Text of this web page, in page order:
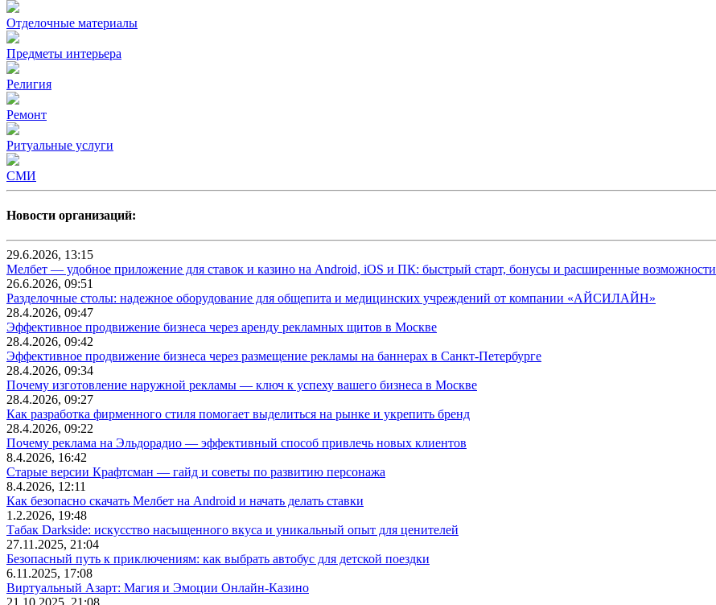
Отделочные материалы
Предметы интерьера
Религия
Ремонт
Ритуальные услуги
СМИ
Новости организаций:
29.6.2026, 13:15
Мелбет — удобное приложение для ставок и казино на Android, iOS и ПК: быстрый старт, бонусы и расширенные возможности
26.6.2026, 09:51
Разделочные столы: надежное оборудование для общепита и медицинских учреждений от компании «АЙСИЛАЙН»
28.4.2026, 09:47
Эффективное продвижение бизнеса через аренду рекламных щитов в Москве
28.4.2026, 09:42
Эффективное продвижение бизнеса через размещение рекламы на баннерах в Санкт-Петербурге
28.4.2026, 09:34
Почему изготовление наружной рекламы — ключ к успеху вашего бизнеса в Москве
28.4.2026, 09:27
Как разработка фирменного стиля помогает выделиться на рынке и укрепить бренд
28.4.2026, 09:22
Почему реклама на Эльдорадио — эффективный способ привлечь новых клиентов
8.4.2026, 16:42
Старые версии Крафтсман — гайд и советы по развитию персонажа
8.4.2026, 12:11
Как безопасно скачать Мелбет на Android и начать делать ставки
1.2.2026, 19:48
Табак Darkside: искусство насыщенного вкуса и уникальный опыт для ценителей
27.11.2025, 21:04
Безопасный путь к приключениям: как выбрать автобус для детской поездки
6.11.2025, 17:08
Виртуальный Азарт: Магия и Эмоции Онлайн-Казино